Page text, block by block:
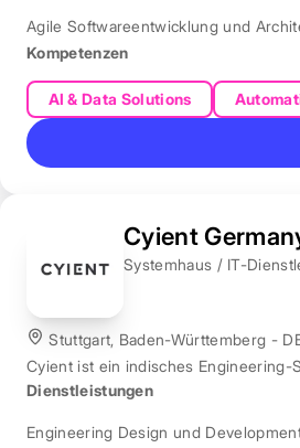
Agile Softwareentwicklung und
Kompetenzen
AI & Data Solutions
Cyient
Systemhaus / IT-
Stuttgart, Baden-Württemberg -
Cyient ist ein indisches Engineering-
Dienstleistungen
Engineering Design und